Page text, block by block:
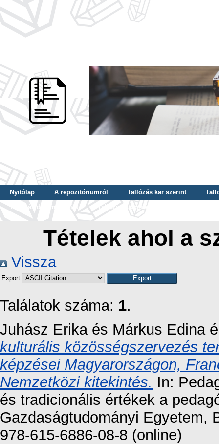
Nyitólap A repozitóriumról Tallózás kar szerint
Tallózás dátum szerint
Tallózás tudományterület szerint
Tételek ahol a
Vissza
Export
Találatok száma: 1.
Juhász Erikaés Márkus Edina
kulturális közösségszervezés
képzései Magyarországon,
Nemzetközi kitekintés. In:
és tradicionális értékek a
Gazdaságtudományi Egyetem,
978-615-6886-08-8 (online)